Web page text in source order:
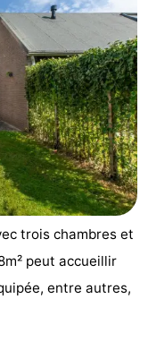
trois chambres et
peut accueillir
entre autres,